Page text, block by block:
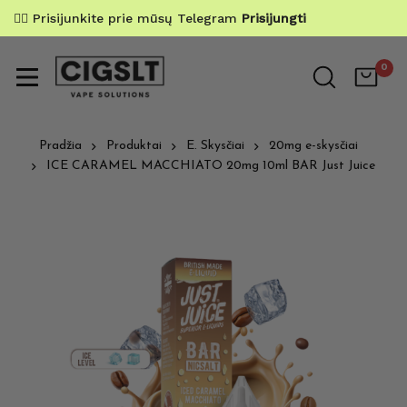
✌🏼 Prisijunkite prie mūsų Telegram Prisijungti
0
Pradžia Produktai E. Skysčiai
20mg e-skysčiai
ICE CARAMEL MACCHIATO 20mg 10ml BAR Just Juice